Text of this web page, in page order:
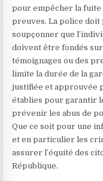
pour empêcher la fuite
preuves. La police
soupçonner que
doivent être fondés
témoignages ou des
limite la durée de la
justifiée et approuvée
établies pour garantir
prévenir les abus de
Que ce soit pour une
et en particulier les
assurer l’équité des
République.